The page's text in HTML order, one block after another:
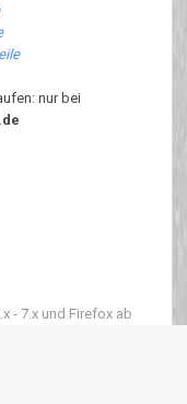
nur bei
- 7.x und Firefox ab